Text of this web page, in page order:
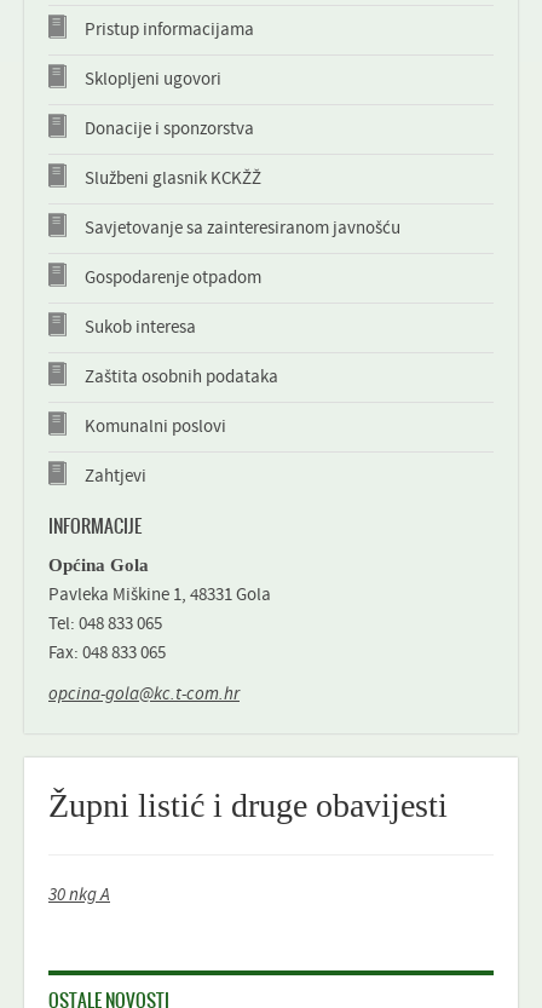
Pristup informacijama
Sklopljeni ugovori
Donacije i sponzorstva
Službeni glasnik KCKŽŽ
Savjetovanje sa zainteresiranom javnošću
Gospodarenje otpadom
Sukob interesa
Zaštita osobnih podataka
Komunalni poslovi
Zahtjevi
INFORMACIJE
Općina Gola
Pavleka Miškine 1, 48331 Gola
Tel: 048 833 065
Fax: 048 833 065
opcina-gola@kc.t-com.hr
Župni listić i druge obavijesti
30 nkg A
OSTALE NOVOSTI